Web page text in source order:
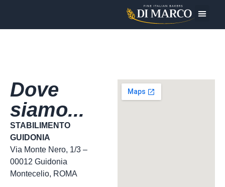
Dove
siamo...
STABILIMENTO
GUIDONIA
Via Monte Nero, 1/3 –
00012 Guidonia
Montecelio, ROMA